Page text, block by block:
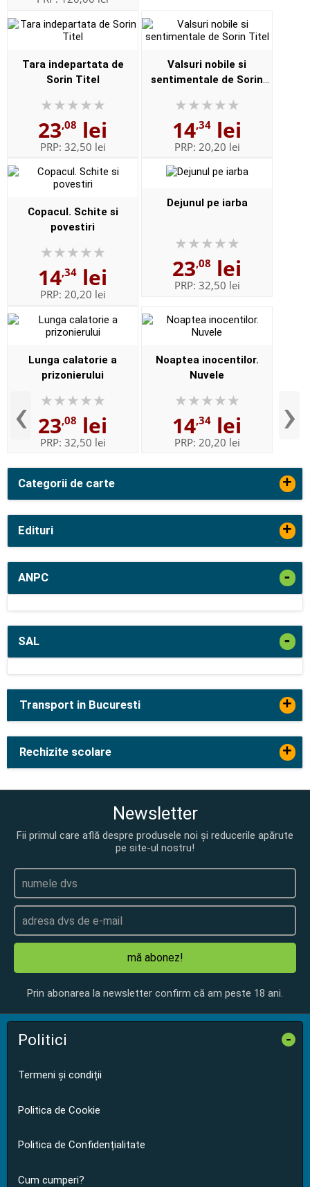
Categorii de carte +
Edituri +
ANPC -
SAL -
‹
Tara indepartata de
Sorin Titel
23,08 lei
PRP: 32,50 lei
Valsuri nobile si
sentimentale de Sorin
14,34 lei
PRP: 20,20 lei
Copacul. Schite si
povestiri
14,34 lei
PRP: 20,20 lei
Dejunul pe iarba
23,08 lei
PRP: 32,50 lei
Lunga calatorie a
prizonierului
23,08 lei
PRP: 32,50 lei
Noaptea inocentilor.
Nuvele
14,34 lei
PRP: 20,20 lei ›
Transport in Bucuresti +
Rechizite scolare +
Newsletter
Fii primul care află despre produsele noi și reducerile apărute
pe site-ul nostru!
mă abonez!
Prin abonarea la newsletter confirm că am peste 18 ani.
Politici -
Termeni și condiții
Politica de Cookie
Politica de Confidențialitate
Cum cumperi?